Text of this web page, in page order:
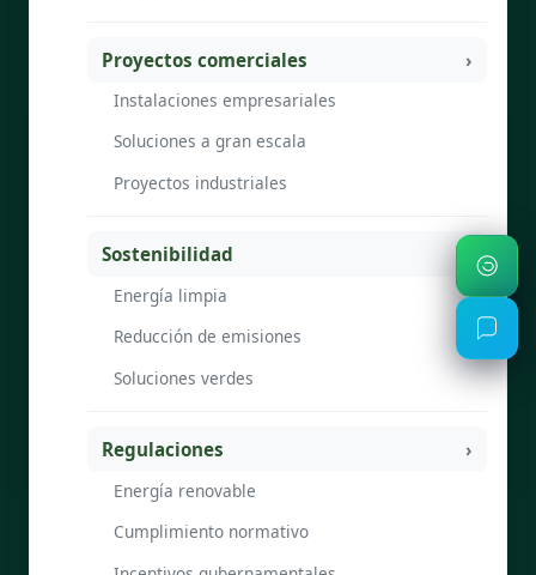
Proyectos comerciales
Instalaciones empresariales
Soluciones a gran escala
Proyectos industriales
Sostenibilidad
Energía limpia
Reducción de emisiones
Soluciones verdes
Regulaciones
Energía renovable
Cumplimiento normativo